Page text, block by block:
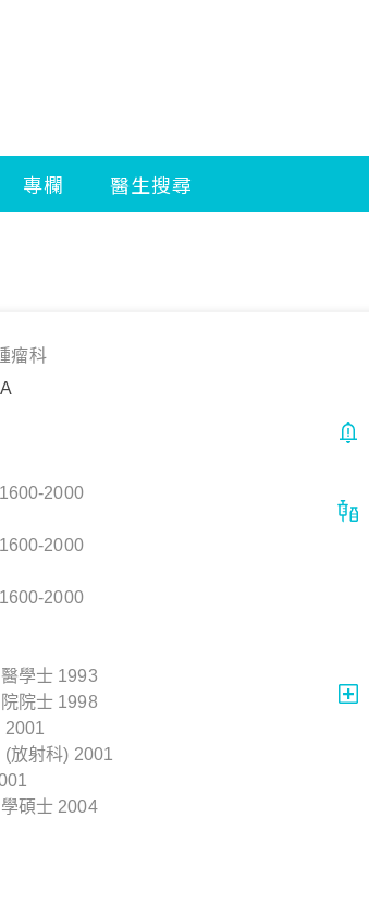
瘤科
2000
2000
2000
學士 1993
院士 1998
2001
放射科) 2001
碩士 2004